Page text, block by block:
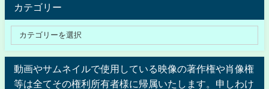
カテゴリー
動画やサムネイルで使用している映像の著作権や肖像権
等は全てその権利所有者様に帰属いたします。申しわけ